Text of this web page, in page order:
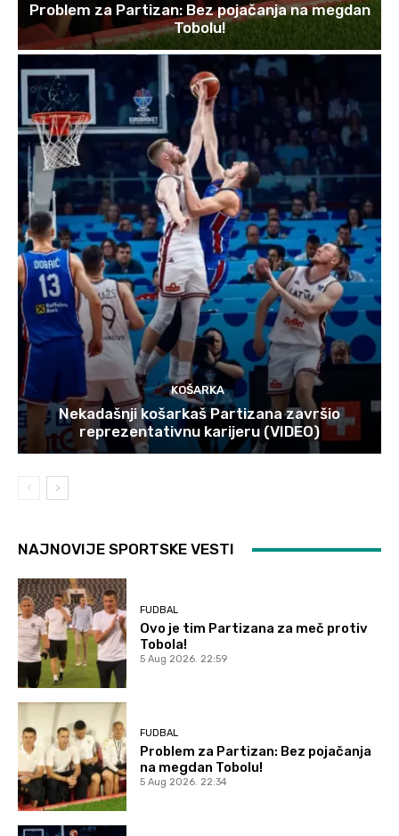
Problem za Partizan: Bez pojačanja na megdan
Tobolu!
KOŠARKA
Nekadašnji košarkaš Partizana završio
reprezentativnu karijeru (VIDEO)
NAJNOVIJE SPORTSKE VESTI
FUDBAL
Ovo je tim Partizana za meč protiv
Tobola!
5 Aug 2026. 22:59
FUDBAL
Problem za Partizan: Bez pojačanja
na megdan Tobolu!
5 Aug 2026. 22:34